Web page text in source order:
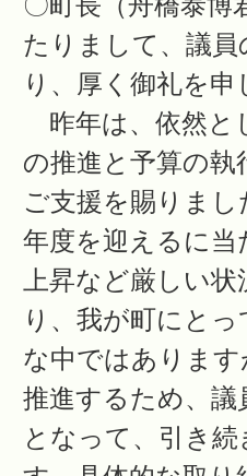
たりまして、議
り、厚く御礼を
昨年は、依然と
の推進と予算の執
ご支援を賜りま
年度を迎えるに当
上昇など厳しい
り、我が町にと
な中ではありま
推進するため、議
となって、引き